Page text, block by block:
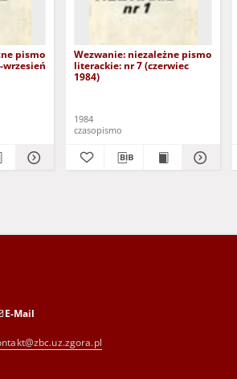
pismo
Wezwanie: niezależne pismo
literackie: nr 7 (czerwiec
1984)
1984
czasopismo
E-Mail